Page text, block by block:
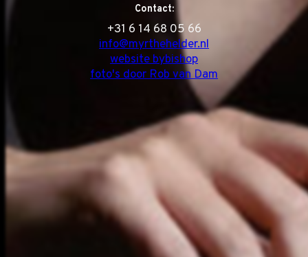
Contact:
‭+31 6 14 68 05 66
info@myrthehelder.nl
website bybishop
foto's door Rob van Dam